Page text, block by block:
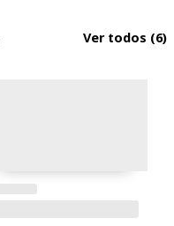
Ver todos (6)